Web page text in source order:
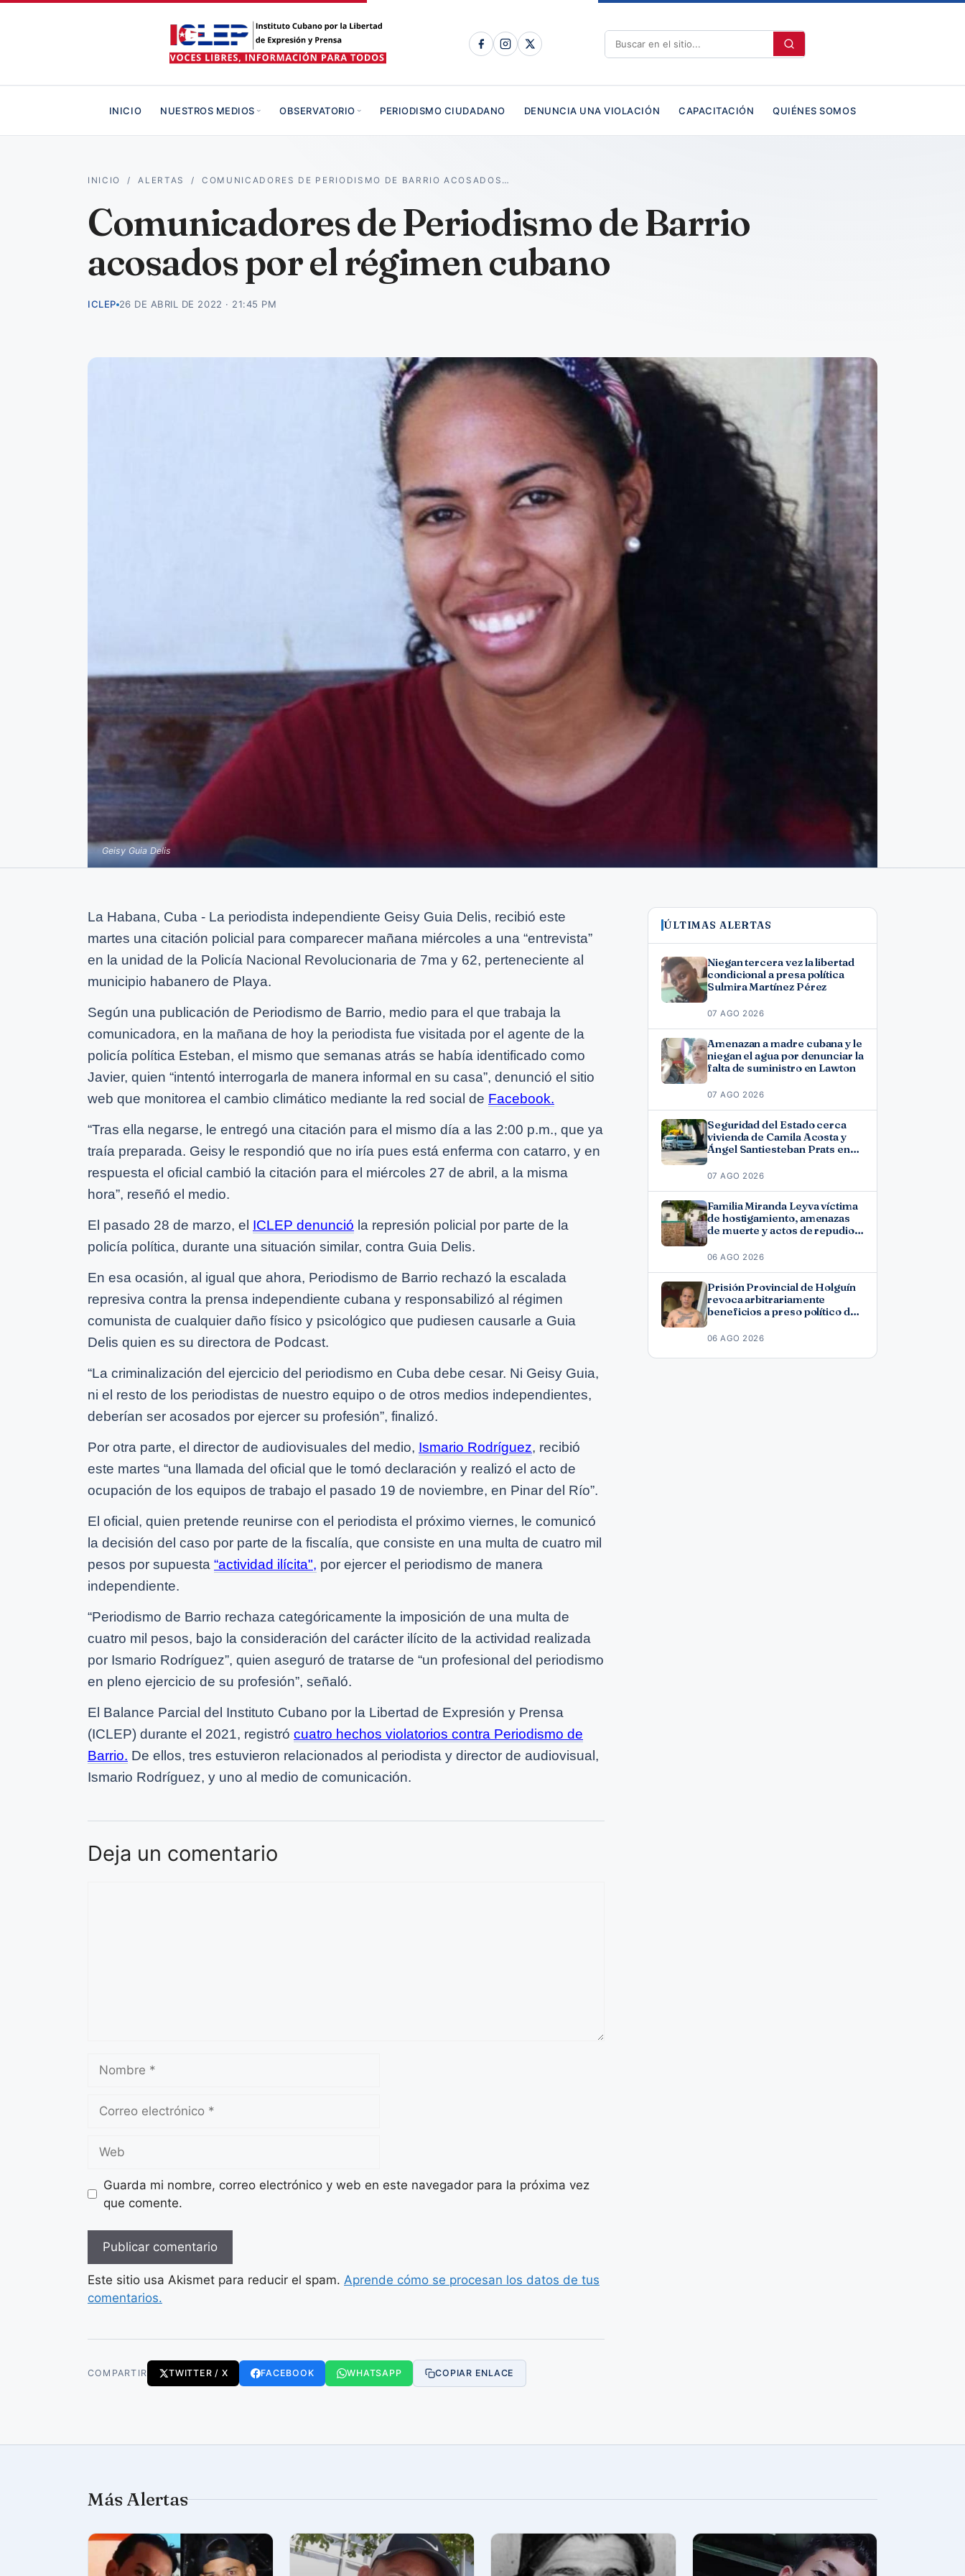
INICIO NUESTROS MEDIOS OBSERVATORIO PERIODISMO CIUDADANO DENUNCIA UNA VIOLACIÓN CAPACITACIÓN QUIÉNES SOMOS
INICIO /ALERTAS /COMUNICADORES DE PERIODISMO DE BARRIO ACOSADOS…
Comunicadores de Periodismo de Barrio
acosados por el régimen cubano
ICLEP 26 DE ABRIL DE 2022 · 21:45 PM
Geisy Guia Delis
La Habana, Cuba - La periodista independiente Geisy Guia Delis, recibió este
martes una citación policial para comparecer mañana miércoles a una “entrevista”
en la unidad de la Policía Nacional Revolucionaria de 7ma y 62, perteneciente al
municipio habanero de Playa.
Según una publicación de Periodismo de Barrio, medio para el que trabaja la
comunicadora, en la mañana de hoy la periodista fue visitada por el agente de la
policía política Esteban, el mismo que semanas atrás se había identificado como
Javier, quien “intentó interrogarla de manera informal en su casa”, denunció el sitio
web que monitorea el cambio climático mediante la red social de Facebook.
“Tras ella negarse, le entregó una citación para el mismo día a las 2:00 p.m., que ya
traía preparada. Geisy le respondió que no iría pues está enferma con catarro, y en
respuesta el oficial cambió la citación para el miércoles 27 de abril, a la misma
hora”, reseñó el medio.
El pasado 28 de marzo, el ICLEP denunció la represión policial por parte de la
policía política, durante una situación similar, contra Guia Delis.
En esa ocasión, al igual que ahora, Periodismo de Barrio rechazó la escalada
represiva contra la prensa independiente cubana y responsabilizó al régimen
comunista de cualquier daño físico y psicológico que pudiesen causarle a Guia
Delis quien es su directora de Podcast.
“La criminalización del ejercicio del periodismo en Cuba debe cesar. Ni Geisy Guia,
ni el resto de los periodistas de nuestro equipo o de otros medios independientes,
deberían ser acosados por ejercer su profesión”, finalizó.
Por otra parte, el director de audiovisuales del medio, Ismario Rodríguez, recibió
este martes “una llamada del oficial que le tomó declaración y realizó el acto de
ocupación de los equipos de trabajo el pasado 19 de noviembre, en Pinar del Río”.
El oficial, quien pretende reunirse con el periodista el próximo viernes, le comunicó
la decisión del caso por parte de la fiscalía, que consiste en una multa de cuatro mil
pesos por supuesta “actividad ilícita", por ejercer el periodismo de manera
independiente.
“Periodismo de Barrio rechaza categóricamente la imposición de una multa de
cuatro mil pesos, bajo la consideración del carácter ilícito de la actividad realizada
por Ismario Rodríguez”, quien aseguró de tratarse de “un profesional del periodismo
en pleno ejercicio de su profesión”, señaló.
El Balance Parcial del Instituto Cubano por la Libertad de Expresión y Prensa
(ICLEP) durante el 2021, registró cuatro hechos violatorios contra Periodismo de
Barrio. De ellos, tres estuvieron relacionados al periodista y director de audiovisual,
Ismario Rodríguez, y uno al medio de comunicación.
Deja un comentario
electrónico
Guarda mi nombre, correo electrónico y web en este navegador para la próxima vez
que comente.
Este sitio usa Akismet para reducir el spam. Aprende cómo se procesan los datos de tus
comentarios.
COMPARTIR TWITTER / X FACEBOOK WHATSAPP COPIAR ENLACE
ÚLTIMAS ALERTAS
Niegan tercera vez la libertad
condicional a presa política
Sulmira Martínez Pérez
07 AGO 2026
Amenazan a madre cubana y le
niegan el agua por denunciar la
falta de suministro en Lawton
07 AGO 2026
Seguridad del Estado cerca
vivienda de Camila Acosta y
Ángel Santiesteban Prats en
07 AGO 2026
Familia Miranda Leyva víctima
de hostigamiento, amenazas
de muerte y actos de repudio
06 AGO 2026
Prisión Provincial de Holguín
revoca arbitrariamente
beneficios a preso político del
06 AGO 2026
Más Alertas